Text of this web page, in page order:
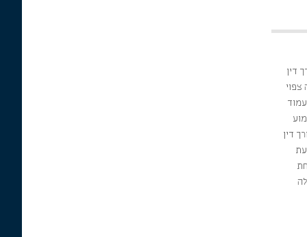
דין
חובה צפוי
לעמוד
טרם הפסילה. 4.עורך דין